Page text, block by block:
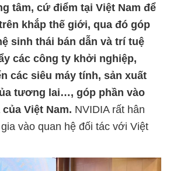
tâm, cứ điểm tại Việt Nam để
khắp thế giới, qua đó góp
sinh thái bán dẫn và trí tuệ
các công ty khởi nghiệp,
các siêu máy tính, sản xuất
tương lai…, góp phần vào
Việt Nam. NVIDIA rất hân
vào quan hệ đối tác với Việt